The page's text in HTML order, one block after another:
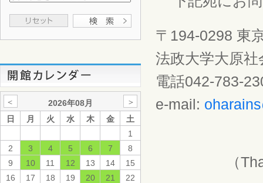
＜ 2026年08月
＞
日
月 火 水 木 金
土
1
2
3 4 5 6 7
8
9
10 11 12 13 14
15
16
17 18 19 20 21
22
〒194-0298 東
法政大学大原
電話042-783-
e-mail:
（